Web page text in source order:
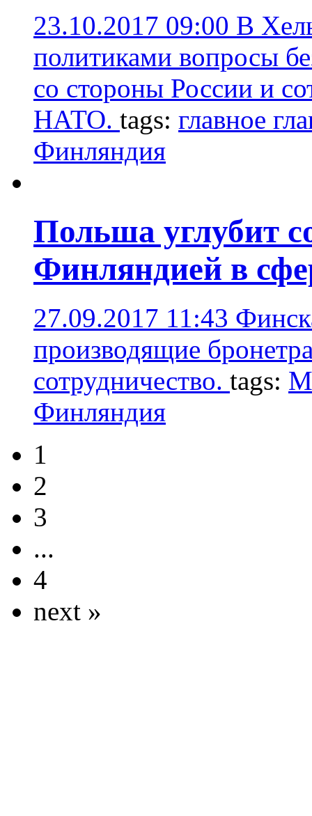
23.10.2017 09:00 В
политиками вопросы
со стороны России и
НАТО. tags: главное
Финляндия
Польша углубит
Финляндией в
27.09.2017 11:43
производящие
сотрудничество. tags:
Финляндия
1
2
3
...
4
next »